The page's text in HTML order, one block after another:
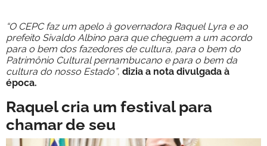
“O CEPC faz um apelo à governadora Raquel Lyra e ao
prefeito Sivaldo Albino para que cheguem a um acordo
para o bem dos fazedores de cultura, para o bem do
Patrimônio Cultural pernambucano e para o bem da
cultura do nosso Estado”, dizia a nota divulgada à
época.
Raquel cria um festival para
chamar de seu